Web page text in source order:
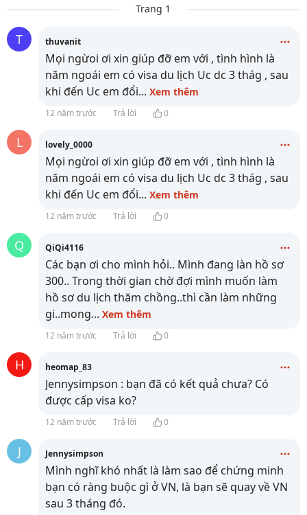
Trang 1
T thuvanit
Mọi ngừoi ơi xin giúp đỡ em với , tình hình là
năm ngoái em có visa du lịch Uc dc 3 thág , sau
khi đến Uc em đổi... Xem thêm
12 năm trước Trả lời 0
L lovely_0000
Mọi ngừoi ơi xin giúp đỡ em với , tình hình là
năm ngoái em có visa du lịch Uc dc 3 thág , sau
khi đến Uc em đổi... Xem thêm
12 năm trước Trả lời 0
Q QiQi4116
Các bạn ơi cho mình hỏi.. Mình đang làn hồ sơ
300.. Trong thời gian chờ đợi mình muốn làm
hồ sơ du lịch thăm chồng..thì cần làm những
gi..mong... Xem thêm
12 năm trước Trả lời 0
H heomap_83
Jennysimpson : bạn đã có kết quả chưa? Có
được cấp visa ko?
12 năm trước Trả lời 0
J Jennysimpson
Mình nghĩ khó nhất là làm sao để chứng minh
bạn có ràng buộc gì ở VN, là bạn sẽ quay về VN
sau 3 tháng đó.